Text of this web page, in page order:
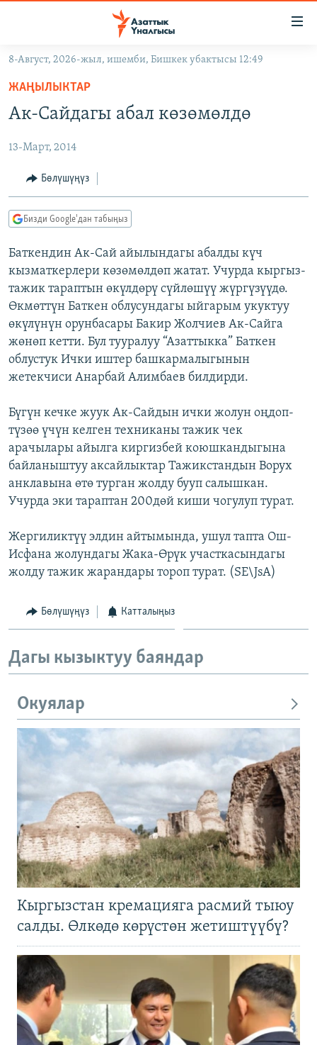
Навигацияга
өтүңүз
Издөөгө
салыңыз
САЯСАТ
ЭКОНОМИКА
ДҮЙНӨ
БОРБОР АЗИЯ
УКРАИНА
АТАЙЫН ИЛИКТӨӨ
БҮГҮН АЗАТТЫКТА
ЭКСПЕРТТЕР ТАЛДАЙТ
БИЗ ЖАНА ДҮЙНӨ
ДАНИСТЕ
ЭЖЕ-СИҢДИЛЕР
АЗАТТЫК+
ЫҢГАЙСЫЗ СУРООЛОР
ПОДКАСТ
ӨЗГӨЧӨ ПИКИР
Русский
ОНЛАЙН ШЕРИНЕ
ЭЕ/АРнун бардык сайттары
8-Август, 2026-жыл, ишемби, Бишкек убактысы 12:49
ЖАҢЫЛЫКТАР
Ак-Сайдагы абал көзөмөлдө
13-Март, 2014
Бөлүшүңүз
Бизди Google'дан табыңыз
Баткендин Ак-Сай айылындагы абалды күч
кызматкерлери көзөмөлдөп жатат. Учурда кыргыз-
тажик тараптын өкүлдөрү сүйлөшүү жүргүзүүдө.
Өкмөттүн Баткен облусундагы ыйгарым укуктуу
өкүлүнүн орунбасары Бакир Жолчиев Ак-Сайга
жөнөп кетти. Бул тууралуу “Азаттыкка” Баткен
облустук Ички иштер башкармалыгынын
жетекчиси Анарбай Алимбаев билдирди.
Бүгүн кечке жуук Ак-Сайдын ички жолун оңдоп-
түзөө үчүн келген техниканы тажик чек
арачылары айылга киргизбей коюшкандыгына
байланыштуу аксайлыктар Тажикстандын Ворух
анклавына өтө турган жолду бууп салышкан.
Учурда эки тараптан 200дөй киши чогулуп турат.
Жергиликтүү элдин айтымында, ушул тапта Ош-
Исфана жолундагы Жака-Өрүк участкасындагы
жолду тажик жарандары тороп турат. (SE\JsA)
Бөлүшүңүз Катталыңыз
Дагы кызыктуу баяндар
Окуялар
Кыргызстан кремацияга расмий тыюу
салды. Өлкөдө көрүстөн жетиштүүбү?